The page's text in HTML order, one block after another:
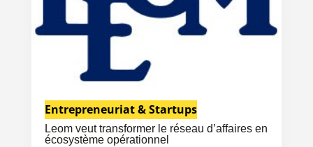
Leom veut transformer le réseau d’affaires en
écosystème opérationnel
Entrepreneuriat & Startups